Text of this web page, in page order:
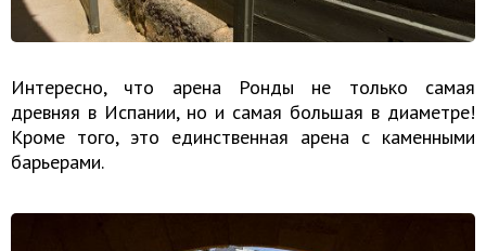
Интересно, что арена Ронды не только самая
древняя в Испании, но и самая большая в диаметре!
Кроме того, это единственная арена с каменными
барьерами.